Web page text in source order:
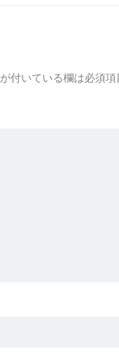
が付いている欄は必須項